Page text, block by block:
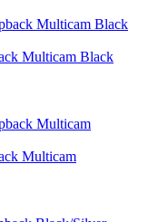
Multicam Black
Multicam